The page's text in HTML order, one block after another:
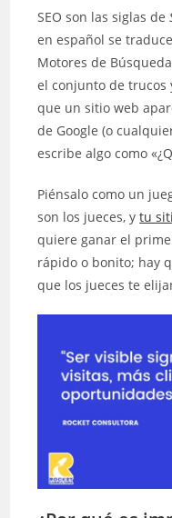
SEO son las siglas de
en español se
Motores de
el conjunto de trucos
que un sitio web
de Google (o
escribe algo como
Piénsalo como un
son los jueces, ytu
quiere ganar el
rápido o bonito; hay
que los jueces te